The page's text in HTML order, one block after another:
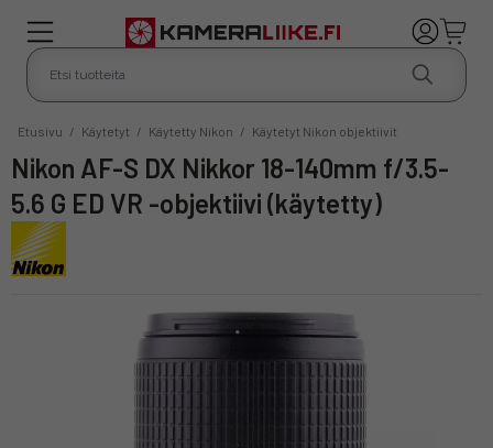
Etusivu / Käytetyt / Käytetty Nikon / Käytetyt Nikon objektiivit
Nikon AF-S DX Nikkor 18-140mm f/3.5-
5.6 G ED VR -objektiivi (käytetty)